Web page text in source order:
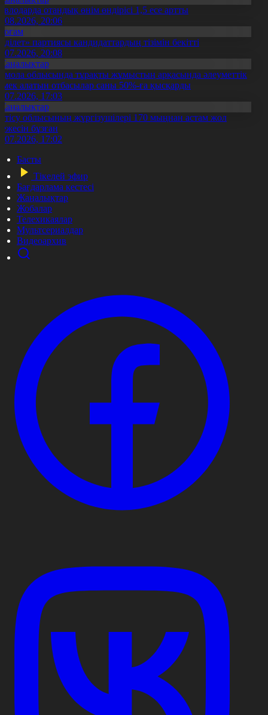
отандық өнім өндірісі 1,5 есе артты
20:06
партиясы кандидаттардың тізімін бекітті
20:08
облысында тұрақты жұмыстың арқасында әлеуметтік
алатын отбасылар саны 50%-ға қысқарды
17:03
облысының жүргізушілері 170 мыңнан астам жол
бұзған
17:02
Басты
Тікелей эфир
Бағдарлама кестесі
Жаңалықтар
Жобалар
Телехикаялар
Мультсериалдар
Видеоархив